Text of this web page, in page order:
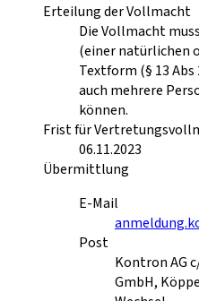
Erteilung der Vollmacht
Die Vollmacht
(einer natürlichen
Textform (§ 13
auch mehrere
können.
Frist für
06.11.2023
Übermittlung
E-Mail
Post
Kontron AG
GmbH,